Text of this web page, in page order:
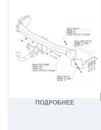
ПОДРОБНЕЕ